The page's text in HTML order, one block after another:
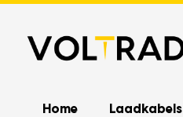
Home Laadkabels